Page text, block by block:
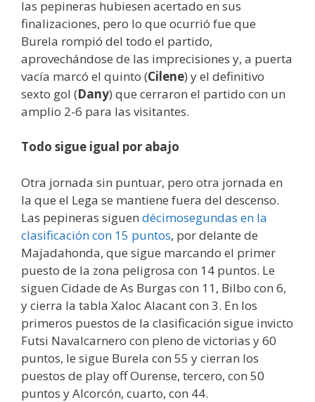
las pepineras hubiesen acertado en sus
finalizaciones, pero lo que ocurrió fue que
Burela rompió del todo el partido,
aprovechándose de las imprecisiones y, a puerta
vacía marcó el quinto (Cilene) y el definitivo
sexto gol (Dany) que cerraron el partido con un
amplio 2-6 para las visitantes.
Todo sigue igual por abajo
Otra jornada sin puntuar, pero otra jornada en
la que el Lega se mantiene fuera del descenso.
Las pepineras siguen décimosegundas en la
clasificación con 15 puntos, por delante de
Majadahonda, que sigue marcando el primer
puesto de la zona peligrosa con 14 puntos. Le
siguen Cidade de As Burgas con 11, Bilbo con 6,
y cierra la tabla Xaloc Alacant con 3. En los
primeros puestos de la clasificación sigue invicto
Futsi Navalcarnero con pleno de victorias y 60
puntos, le sigue Burela con 55 y cierran los
puestos de play off Ourense, tercero, con 50
puntos y Alcorcón, cuarto, con 44.